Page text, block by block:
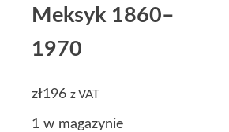
Meksyk 1860–
1970
zł196 z VAT
1 w magazynie